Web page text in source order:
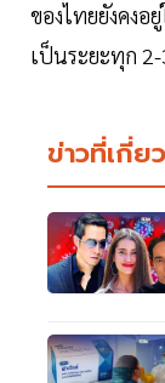
ของไทยยังคง
เป็นระยะทุก
ข่าวที่เกี่ย